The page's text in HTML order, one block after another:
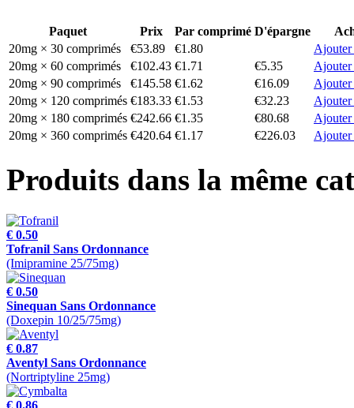
Paquet Prix Par comprimé D'épargne
20mg × 30 comprimés
€53.89 €1.80
Ajouter
20mg × 60 comprimés
€102.43 €1.71 €5.35
Ajouter
20mg × 90 comprimés
€145.58 €1.62 €16.09
Ajouter
20mg × 120 comprimés €183.33 €1.53 €32.23
Ajouter
20mg × 180 comprimés €242.66 €1.35 €80.68
Ajouter
20mg × 360 comprimés €420.64 €1.17 €226.03 Ajouter
Produits dans la même
€ 0.50
Tofranil Sans Ordonnance
(Imipramine 25/75mg)
€ 0.50
Sinequan Sans Ordonnance
(Doxepin 10/25/75mg)
€ 0.87
Aventyl Sans Ordonnance
(Nortriptyline 25mg)